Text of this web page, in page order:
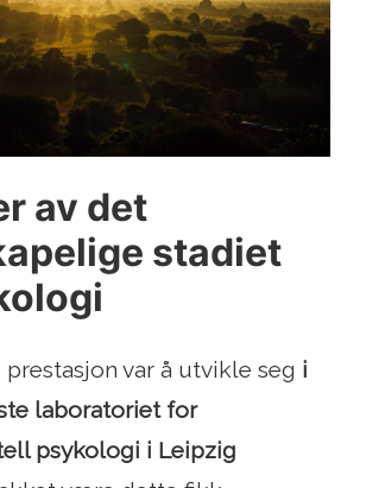
av det
stadiet
prestasjon var å utvikle seg i
laboratoriet for
psykologi i Leipzig